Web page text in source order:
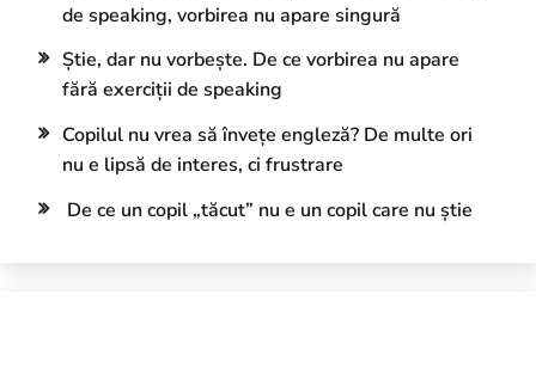
de speaking, vorbirea nu apare singură
Știe, dar nu vorbește. De ce vorbirea nu apare
fără exerciții de speaking
Copilul nu vrea să învețe engleză? De multe ori
nu e lipsă de interes, ci frustrare
De ce un copil „tăcut” nu e un copil care nu știe